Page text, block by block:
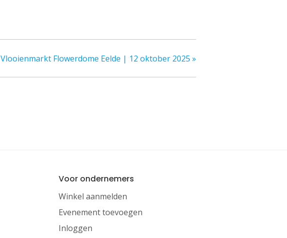
Vlooienmarkt Flowerdome Eelde | 12 oktober 2025 »
Voor ondernemers
Winkel aanmelden
Evenement toevoegen
Inloggen